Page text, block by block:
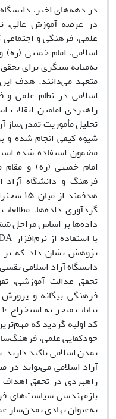
در دهه‌های اخیر،
در عرصه آموزش
علمی، فرهنگی و
اسلامی، امام خمینی
به‌مثابه سنگری برای
متعهد می‌دانند. هدف
اسلامی در نظام علمی
راهبردی امامین انقلاب
تحلیل مأموریت تمدن‌ساز
شیوه کیفی انجام شده و
مضمون استفاده شده
امام خمینی (ره) و مقام
فرهنگ و دانشگاه آزاد
گردآوری داده‌ها،
داده‌ها بر اساس مراحل
پژوهش نشان داد که بر
دانشگاه آزاد اسلامی
تحقق عدالت آموزشی،
فرهنگی بیگانه و پرورش
کد اولیه گردید که
خودکفایی علمی،
تمدن اسلامی تأکید
آزاد اسلامی می‌تواند در
راهبردی در تحقق اهداف
بازمهندسی سیاست‌های
به‌عنوان نهادی تمدن‌ساز